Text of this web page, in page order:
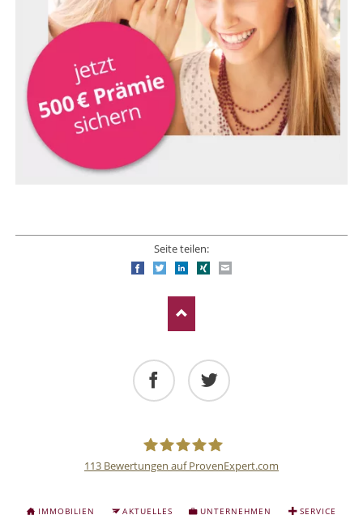
Seite teilen:
FacebookTwitterLinkedIn
Xing
113 Bewertungen auf ProvenExpert.com
NAVIGATION
IMMOBILIEN AKTUELLES UNTERNEHMEN SERVICE